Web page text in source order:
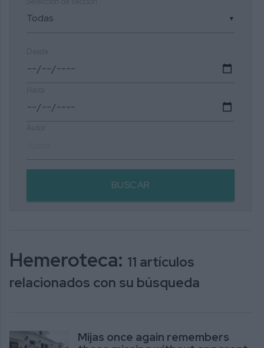
▼
BUSCAR
Hemeroteca: 11 artículos
relacionados con su búsqueda
Mijas once again remembers